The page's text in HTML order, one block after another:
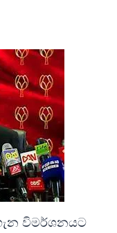
විමර්ශනයට